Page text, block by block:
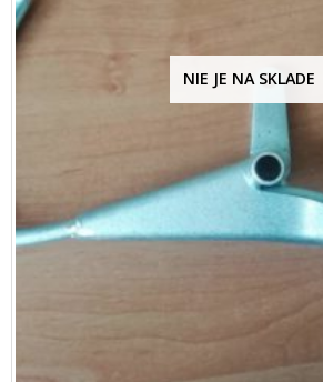
NIE JE NA SKLADE